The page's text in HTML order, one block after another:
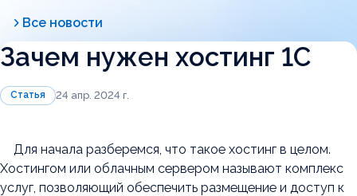
Все новости
Зачем нужен хостинг 1С
Статья 24 апр. 2024 г.
Для начала разберемся, что такое хостинг в целом.
Хостингом или облачным сервером называют комплекс
услуг, позволяющий обеспечить размещение и доступ к